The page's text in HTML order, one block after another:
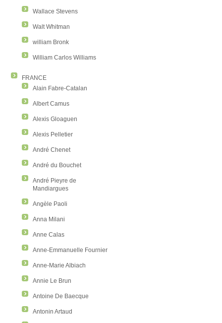
Wallace Stevens
Walt Whitman
william Bronk
William Carlos Williams
FRANCE
Alain Fabre-Catalan
Albert Camus
Alexis Gloaguen
Alexis Pelletier
André Chenet
André du Bouchet
André Pieyre de
Mandiargues
Angèle Paoli
Anna Milani
Anne Calas
Anne-Emmanuelle Fournier
Anne-Marie Albiach
Annie Le Brun
Antoine De Baecque
Antonin Artaud